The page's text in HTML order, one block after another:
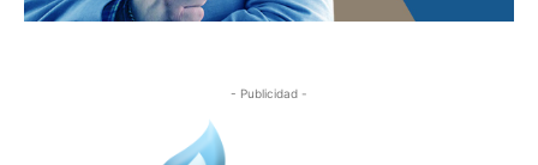
- Publicidad -